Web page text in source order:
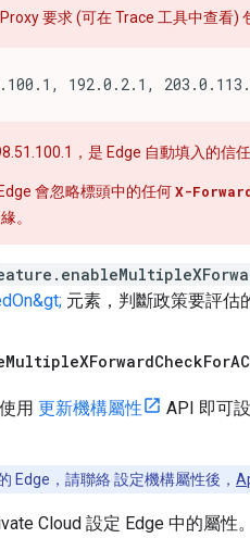
要求 (可在 Trace 工具中查看)
192.0.2.1,
，是 Edge 自動填入的信任
會忽略標頭中的任何X-
。
元素，判斷政策要評估
MultipleXForwardCheckFor
用 更新機構屬性 API 即可
Edge，請聯絡 設定機構屬性後，
Cloud 設定 Edge 中的屬性。